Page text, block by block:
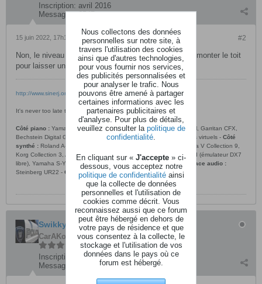
Inscription: avril 2016
Messages: 6547
#2
15 juin 2022, 17h19
Non, le niveau expert, c'est quand tu commence à démonter le toit
pour laisser une ouverture.
http://www.sinerj.org/~loyer/piano/
It's never too late to learn to play the piano. (tip of the day)
Côté piano : Yamaha N1X, pianos VSL Syncron et Vienna Imperial, Garritan CFX,
Bechstein Digital Grand, Ivory, Galaxy et beaucoup d’autres pianos virtuels - Côté
synthé : Roland A-500 Pro, Native-Instruments Komplete 13, Arturia V Collection 9,
Korg Collection 3, Air Music Technology plugins, OP-X Pro II, dexed (émulateur DX7
libre), Yamaha S-YXG50 -
DAW : Reaper 6, Cubase Artist 9 -
Interface audio :
Steinberg UR22 - Casque :AKG K-702
Swikkythorn
CarAKoleur
Inscription:
septembre 2011
Messages:
Nous collectons des données
personnelles sur notre site, à
travers l'utilisation des cookies
ainsi que d'autres technologies,
pour vous fournir nos services,
des publicités personnalisées et
pour analyser le trafic. Nous
pouvons être amené à partager
certaines informations avec les
partenaires publicitaires et
d'analyse. Pour plus de détails,
veuillez consulter la politique de
confidentialité
En cliquant sur « J'accepte » ci-
dessous, vous acceptez notre
politique de confidentialitéainsi
que la collecte de données
personnelles et l'utilisation de
cookies comme décrit. Vous
reconnaissez aussi que ce forum
peut être hébergé en dehors de
votre pays de résidence et que
vous consentez à la collecte, le
stockage et l'utilisation de vos
données dans le pays où ce
forum est hébergé.